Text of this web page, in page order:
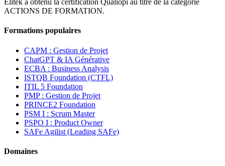
Elitek a obtenu la certification Qualiopi au titre de la catégorie
ACTIONS DE FORMATION.
Formations populaires
CAPM : Gestion de Projet
ChatGPT & IA Générative
ECBA : Business Analysis
ISTQB Foundation (CTFL)
ITIL 5 Foundation
PMP : Gestion de Projet
PRINCE2 Foundation
PSM I : Scrum Master
PSPO I : Product Owner
SAFe Agilist (Leading SAFe)
Domaines